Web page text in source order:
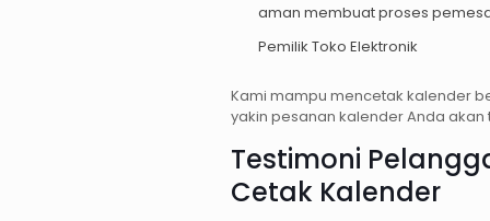
aman membuat proses
Pemilik Toko Elektronik
Kami mampu mencetak kalender
yakin pesanan kalender Anda
Testimoni
Cetak Kalender